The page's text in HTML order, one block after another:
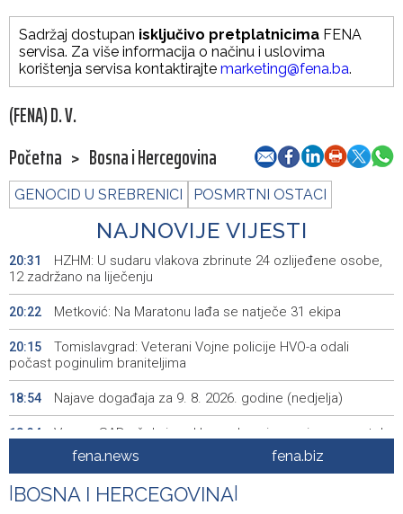
Sadržaj dostupan isključivo pretplatnicima FENA
servisa. Za više informacija o načinu i uslovima
korištenja servisa kontaktirajte marketing@fena.ba.
(FENA) D. V.
Početna > Bosna i Hercegovina
GENOCID U SREBRENICI POSMRTNI OSTACI
NAJNOVIJE VIJESTI
20:31
HZHM: U sudaru vlakova zbrinute 24 ozlijeđene osobe,
12 zadržano na liječenju
20:22 Metković: Na Maratonu lađa se natječe 31 ekipa
20:15
Tomislavgrad: Veterani Vojne policije HVO-a odali
počast poginulim braniteljima
18:54 Najave događaja za 9. 8. 2026. godine (nedjelja)
18:34
Vance: SAD očekuje od Irana da osigura siguran protok
nafte kroz Hormuški moreuz
18:21
Iranski šef sigurnosti: Hormuški moreuz će ostati
zatvoren dok SAD ne ispuni zahtjeve Teherana
fena.news fena.biz
BOSNA I HERCEGOVINA